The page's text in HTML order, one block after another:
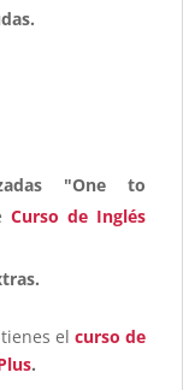
"One to
Curso de Inglés
el curso de
.